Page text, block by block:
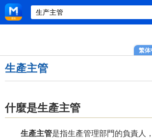
繁体
生產主管
什麼是生產主管
生產主管是指生產管理部門的負責人